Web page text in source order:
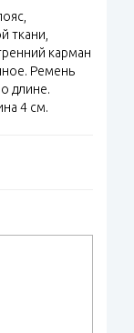
ткани,
карман
Ремень
длине.
4 см.